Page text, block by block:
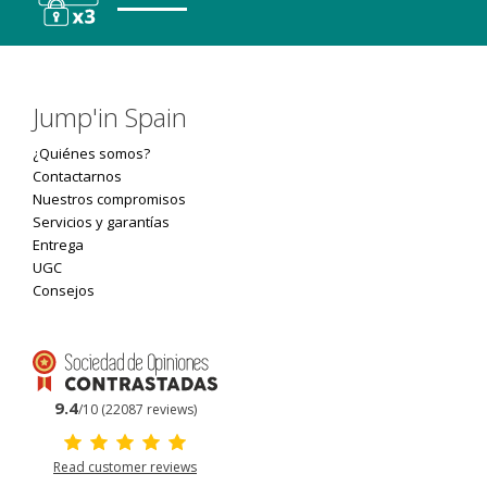
Jump'in Spain
¿Quiénes somos?
Contactarnos
Nuestros compromisos
Servicios y garantías
Entrega
UGC
Consejos
9.4/10 (22087 reviews)
Read customer reviews